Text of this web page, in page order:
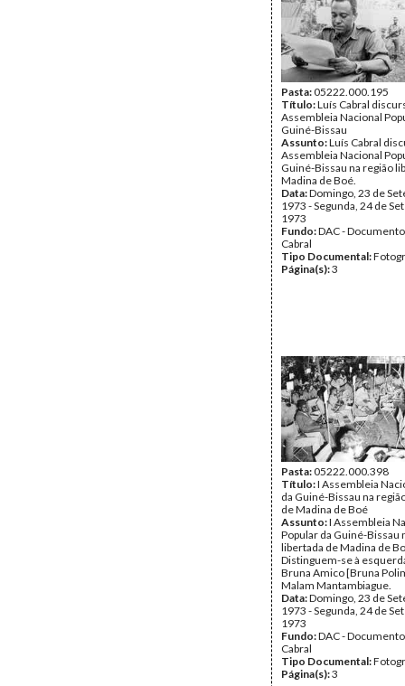
Pasta:05222.000.195
Título:Luís Cabral
Assembleia Nacional
Guiné-Bissau
Assunto:Luís Cabral
Assembleia Nacional
Guiné-Bissau na região
Madina de Boé.
Data:Domingo, 23 de
1973 - Segunda, 24 de
1973
Fundo:DAC -
Cabral
Tipo Documental:
Página(s):3
Pasta:05222.000.398
Título:I Assembleia
da Guiné-Bissau na
de Madina de Boé
Assunto:I Assembleia
Popular da Guiné-Bissau
libertada de Madina de
Distinguem-se à
Bruna Amico [Bruna
Malam Mantambiague.
Data:Domingo, 23 de
1973 - Segunda, 24 de
1973
Fundo:DAC -
Cabral
Tipo Documental:
Página(s):3